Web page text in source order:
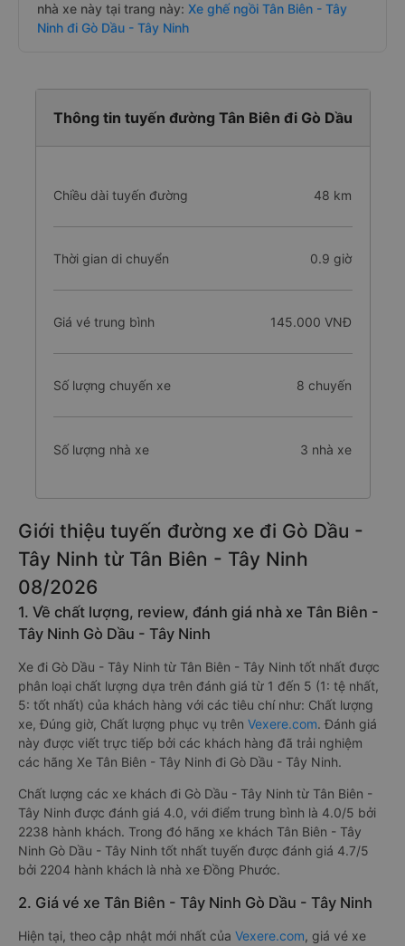
nhà xe này tại trang này: Xe ghế ngồi Tân Biên - Tây
Ninh đi Gò Dầu - Tây Ninh
Thông tin tuyến đường Tân Biên đi Gò Dầu
Chiều dài tuyến đường 48 km
Thời gian di chuyển 0.9 giờ
Giá vé trung bình 145.000 VNĐ
Số lượng chuyến xe 8 chuyến
Số lượng nhà xe 3 nhà xe
Giới thiệu tuyến đường xe đi Gò Dầu -
Tây Ninh từ Tân Biên - Tây Ninh
08/2026
1. Về chất lượng, review, đánh giá nhà xe Tân Biên -
Tây Ninh Gò Dầu - Tây Ninh
Xe đi Gò Dầu - Tây Ninh từ Tân Biên - Tây Ninh tốt nhất được
phân loại chất lượng dựa trên đánh giá từ 1 đến 5 (1: tệ nhất,
5: tốt nhất) của khách hàng với các tiêu chí như: Chất lượng
xe, Đúng giờ, Chất lượng phục vụ trên Vexere.com. Đánh giá
này được viết trực tiếp bởi các khách hàng đã trải nghiệm
các hãng Xe Tân Biên - Tây Ninh đi Gò Dầu - Tây Ninh.
Chất lượng các xe khách đi Gò Dầu - Tây Ninh từ Tân Biên -
Tây Ninh được đánh giá 4.0, với điểm trung bình là 4.0/5 bởi
2238 hành khách. Trong đó hãng xe khách Tân Biên - Tây
Ninh Gò Dầu - Tây Ninh tốt nhất tuyến được đánh giá 4.7/5
bởi 2204 hành khách là nhà xe Đồng Phước.
2. Giá vé xe Tân Biên - Tây Ninh Gò Dầu - Tây Ninh
Hiện tại, theo cập nhật mới nhất của Vexere.com, giá vé xe